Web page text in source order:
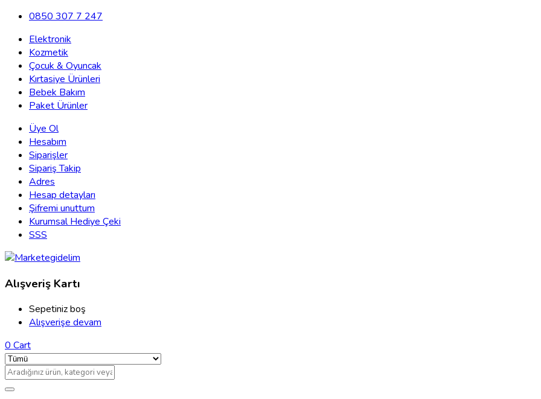
0850 307 7 247
Elektronik
Kozmetik
Çocuk & Oyuncak
Kırtasiye Ürünleri
Bebek Bakım
Paket Ürünler
Üye Ol
Hesabım
Siparişler
Sipariş Takip
Adres
Hesap detayları
Şifremi unuttum
Kurumsal Hediye Çeki
SSS
Alışveriş Kartı
Sepetiniz boş
Alışverişe devam
0Cart